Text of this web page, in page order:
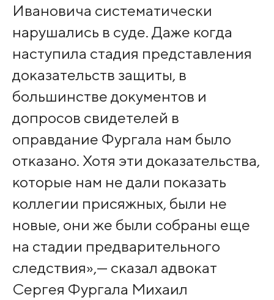
Ивановича систематически
нарушались в суде. Даже когда
наступила стадия представления
доказательств защиты, в
большинстве документов и
допросов свидетелей в
оправдание Фургала нам было
отказано. Хотя эти доказательства,
которые нам не дали показать
коллегии присяжных, были не
новые, они же были собраны еще
на стадии предварительного
следствия»,— сказал адвокат
Сергея Фургала Михаил